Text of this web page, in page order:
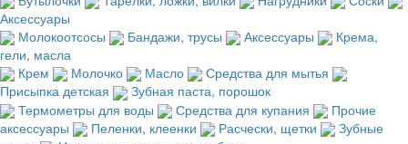
Аксессуары
Молокоотсосы
Бандажи, трусы Аксессуары
Крема,
гели, масла
Крем
Молочко Масло
Средства для мытья
Присыпка детская
Зубная паста, порошок
Термометры для воды
Средства для купания
Прочие
аксессуары
Пеленки, клеенки Расчески, щетки
Зубные